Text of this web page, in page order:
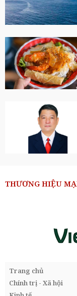
THƯƠNG HIỆU
Trang chủ
Chính trị - Xã hội